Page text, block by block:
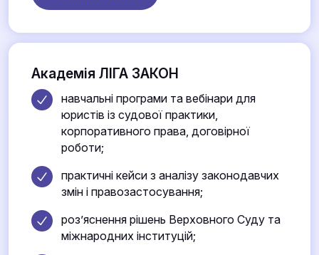
Академія ЛІГА ЗАКОН
навчальні програми та вебінари для
юристів із судової практики,
корпоративного права, договірної
роботи;
практичні кейси з аналізу законодавчих
змін і правозастосування;
роз’яснення рішень Верховного Суду та
міжнародних інституцій;